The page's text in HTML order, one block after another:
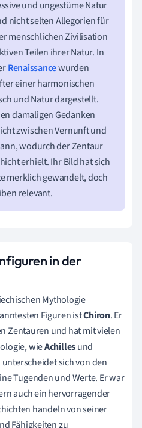
und ungestüme Natur
nicht selten Allegorien für
menschlichen Zivilisation
Teilen ihrer Natur. In
Renaissancewurden
einer harmonischen
und Natur dargestellt.
damaligen Gedanken
zwischen Vernunft und
wodurch der Zentaur
erhielt. Ihr Bild hat sich
merklich gewandelt, doch
relevant.
in der
Mythologie
Figuren istChiron. Er
Zentauren und hat mit vielen
wieAchillesund
sich von den
Tugenden und Werte. Er war
auch ein hervorragender
handeln von seiner
Fähigkeiten zu